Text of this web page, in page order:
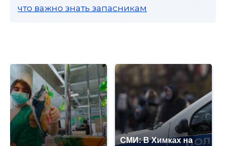
что важно знать запасникам
СМИ: В Химках на